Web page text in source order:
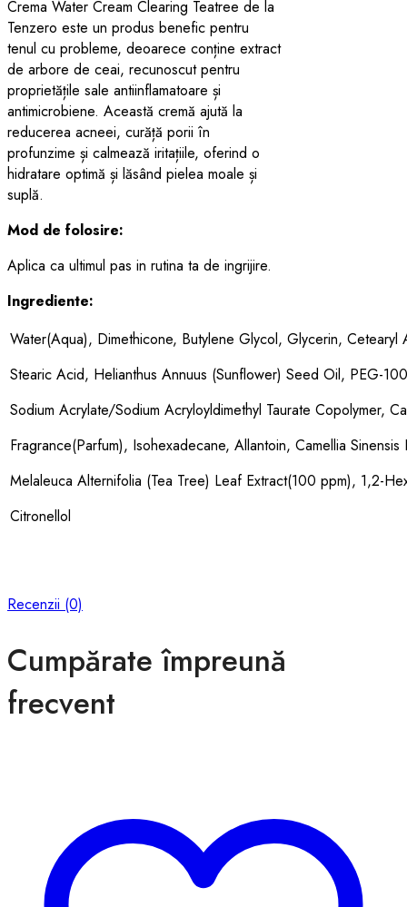
Crema Water Cream Clearing Teatree de la
Tenzero este un produs benefic pentru
tenul cu probleme, deoarece conține extract
de arbore de ceai, recunoscut pentru
proprietățile sale antiinflamatoare și
antimicrobiene. Această cremă ajută la
reducerea acneei, curăță porii în
profunzime și calmează iritațiile, oferind o
hidratare optimă și lăsând pielea moale și
suplă.
Mod de folosire:
Aplica ca ultimul pas in rutina ta de ingrijire.
Ingrediente:
Water(Aqua), Dimethicone, Butylene Glycol, Glycerin,
Stearic Acid, Helianthus Annuus (Sunflower) Seed Oil, PEG-
Sodium Acrylate/Sodium Acryloyldimethyl Taurate Copolymer,
Fragrance(Parfum), Isohexadecane, Allantoin, Camellia
Melaleuca Alternifolia (Tea Tree) Leaf Extract(100 ppm), 1,2-
Citronellol
Recenzii (0)
Cumpărate împreună
frecvent